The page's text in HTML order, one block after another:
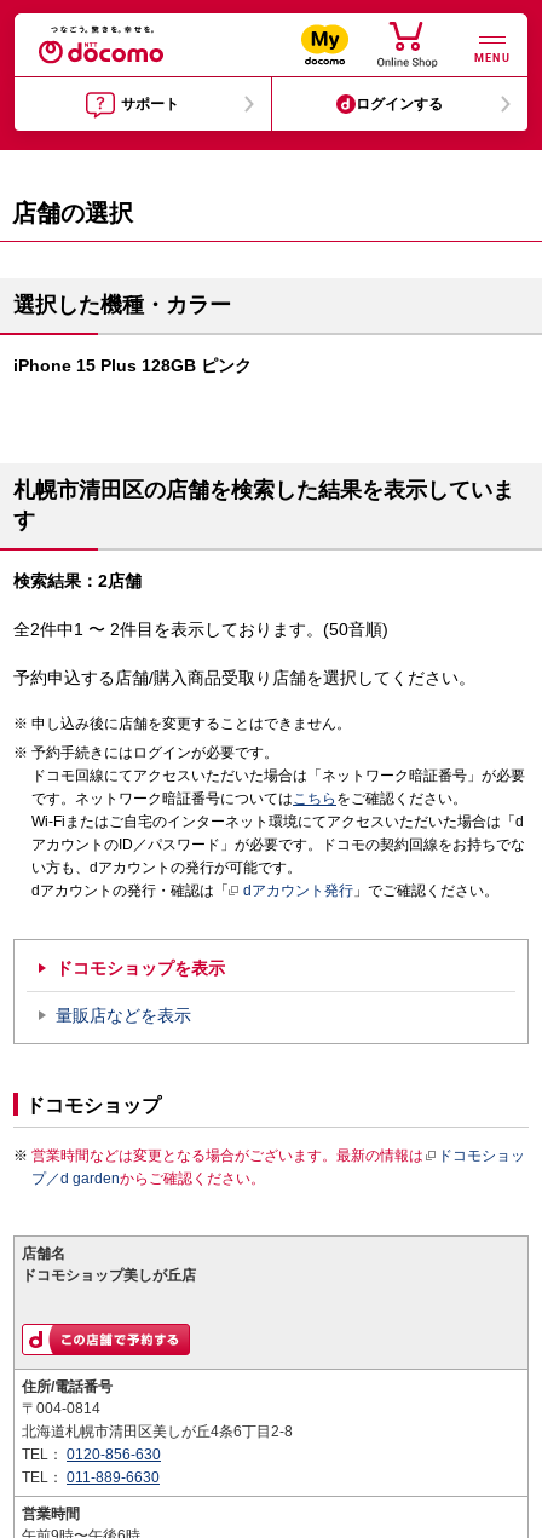
MENU
サポート ログインする
店舗の選択
選択した機種・カラー
iPhone 15 Plus 128GB ピンク
札幌市清田区の店舗を検索した結果を表示していま
す
検索結果：2店舗
全2件中1 〜 2件目を表示しております。(50音順)
予約申込する店舗/購入商品受取り店舗を選択してください。
申し込み後に店舗を変更することはできません。
予約手続きにはログインが必要です。
ドコモ回線にてアクセスいただいた場合は「ネットワーク暗証番号」が必要
です。ネットワーク暗証番号についてはこちら をご確認ください。
Wi-Fiまたはご自宅のインターネット環境にてアクセスいただいた場合は「d
アカウントのID／パスワード」が必要です。ドコモの契約回線をお持ちでな
い方も、dアカウントの発行が可能です。
dアカウントの発行・確認は「
dアカウント発行 」でご確認ください。
ドコモショップを表示
量販店などを表示
ドコモショップ
営業時間などは変更となる場合がございます。最新の情報は
ドコモショッ
プ／d gardenからご確認ください。
店舗名
ドコモショップ美しが丘店
住所/電話番号
〒004-0814
北海道札幌市清田区美しが丘4条6丁目2-8
TEL： 0120-856-630
TEL： 011-889-6630
営業時間